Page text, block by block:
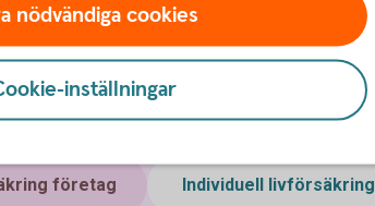
Olycksfallsförsäkring
företag Individuell livförsäkring
nödvändiga cookies
inställningar